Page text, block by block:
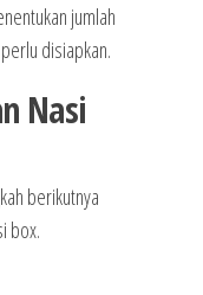
jumlah
disiapkan.
Nasi
berikutnya
box.